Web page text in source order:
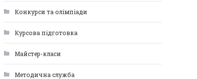
Конкурси та олімпіади
Курсова підготовка
Майстер-класи
Методична служба